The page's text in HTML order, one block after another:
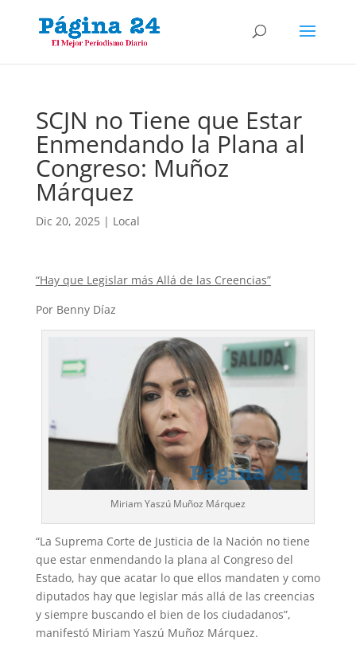
SCJN no Tiene que Estar
Enmendando la Plana al
Congreso: Muñoz
Márquez
Dic 20, 2025| Local
“Hay que Legislar más Allá de las Creencias”
Por Benny Díaz
Miriam Yaszú Muñoz Márquez
“La Suprema Corte de Justicia de la Nación no tiene
que estar enmendando la plana al Congreso del
Estado, hay que acatar lo que ellos mandaten y como
diputados hay que legislar más allá de las creencias
y siempre buscando el bien de los ciudadanos”,
manifestó Miriam Yaszú Muñoz Márquez.